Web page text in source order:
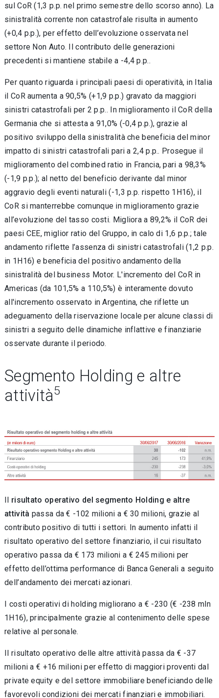
sul CoR (1,3 p.p. nel primo semestre dello scorso anno). La
sinistralità corrente non catastrofale risulta in aumento
(+0,4 p.p.), per effetto dell’evoluzione osservata nel
settore Non Auto. Il contributo delle generazioni
precedenti si mantiene stabile a -4,4 p.p..
Per quanto riguarda i principali paesi di operatività, in Italia
il CoR aumenta a 90,5% (+1,9 p.p.) gravato da maggiori
sinistri catastrofali per 2 p.p.. In miglioramento il CoR della
Germania che si attesta a 91,0% (-0,4 p.p.), grazie al
positivo sviluppo della sinistralità che beneficia del minor
impatto di sinistri catastrofali pari a 2,4 p.p.. Prosegue il
miglioramento del combined ratio in Francia, pari a 98,3%
(-1,9 p.p.); al netto del beneficio derivante dal minor
aggravio degli eventi naturali (-1,3 p.p. rispetto 1H16), il
CoR si manterrebbe comunque in miglioramento grazie
all’evoluzione del tasso costi. Migliora a 89,2% il CoR dei
paesi CEE, miglior ratio del Gruppo, in calo di 1,6 p.p.; tale
andamento riflette l’assenza di sinistri catastrofali (1,2 p.p.
in 1H16) e beneficia del positivo andamento della
sinistralità del business Motor. L'incremento del CoR in
Americas (da 101,5% a 110,5%) è interamente dovuto
all'incremento osservato in Argentina, che riflette un
adeguamento della riservazione locale per alcune classi di
sinistri a seguito delle dinamiche inflattive e finanziarie
osservate durante il periodo.
Segmento Holding e altre
attività5
Il risultato operativo del segmento Holding e altre
attività passa da € -102 milioni a € 30 milioni, grazie al
contributo positivo di tutti i settori. In aumento infatti il
risultato operativo del settore finanziario, il cui risultato
operativo passa da € 173 milioni a € 245 milioni per
effetto dell’ottima performance di Banca Generali a seguito
dell’andamento dei mercati azionari.
I costi operativi di holding migliorano a € -230 (€ -238 mln
1H16), principalmente grazie al contenimento delle spese
relative al personale.
Il risultato operativo delle altre attività passa da € -37
milioni a € +16 milioni per effetto di maggiori proventi dal
private equity e del settore immobiliare beneficiando delle
favorevoli condizioni dei mercati finanziari e immobiliari.